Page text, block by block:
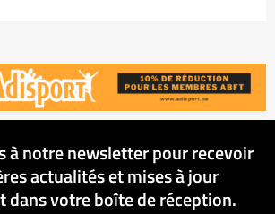
à notre newsletter pour recevoir
actualités et mises à jour
dans votre boîte de réception.